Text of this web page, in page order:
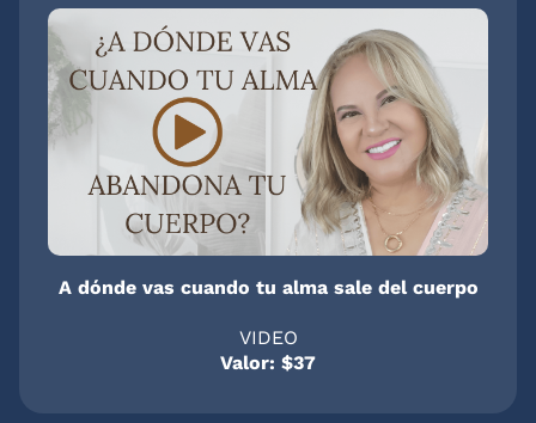
A dónde vas cuando tu alma sale del cuerpo
VIDEO
Valor: $37